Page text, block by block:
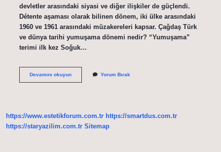
devletler arasındaki siyasi ve diğer ilişkiler de güçlendi.
Détente aşaması olarak bilinen dönem, iki ülke arasındaki
1960 ve 1961 arasındaki müzakereleri kapsar. Çağdaş Türk
ve dünya tarihi yumuşama dönemi nedir? “Yumuşama”
terimi ilk kez Soğuk…
Devamını okuyunDünya
Yorum Bırak
https://www.estetikforum.com.tr https://smartdus.com.tr
https://staryazilim.com.tr Sitemap